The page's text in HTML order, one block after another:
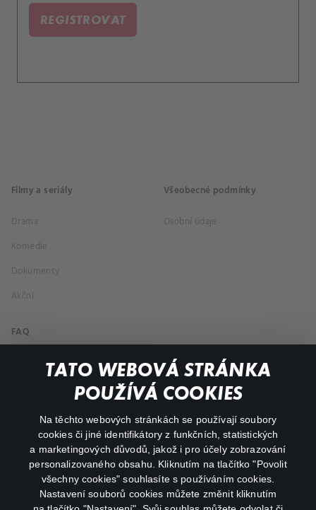
TATO WEBOVÁ STRÁNKA
POUŽÍVÁ COOKIES
Na těchto webových stránkách se používají soubory
cookies či jiné identifikátory z funkčních, statistických
a marketingových důvodů, jakož i pro účely zobrazování
personalizovaného obsahu. Kliknutím na tlačítko "Povolit
všechny cookies" souhlasíte s používáním cookies.
Nastavení souborů cookies můžete změnit kliknutím
REGISTROVAT
Filmy a seriály
Drama
Komedie
Dokumenty
Akční
Všeobecné podmínky
Osobní údaje
FAQ
Můj účet
Důležité odkazy
facebookinstagram
youtube